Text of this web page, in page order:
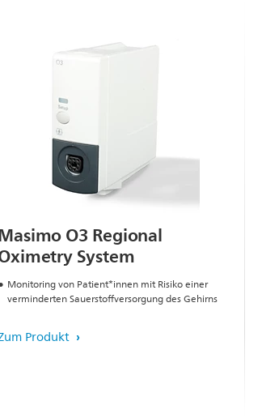
O3 Regional
System
Monitoring von Patient*innen mit Risiko einer
verminderten Sauerstoffversorgung des Gehirns
Produkt